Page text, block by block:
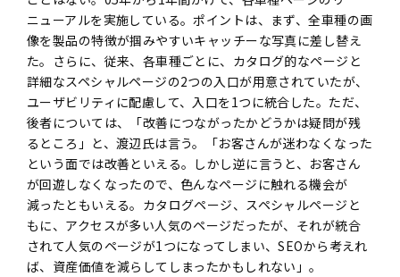
ニューアルを実施している。ポイントは、まず、全車種の画
像を製品の特徴が掴みやすいキャッチーな写真に差し替え
た。さらに、従来、各車種ごとに、カタログ的なページと
詳細なスペシャルページの2つの入口が用意されていたが、
ユーザビリティに配慮して、入口を1つに統合した。ただ、
後者については、「改善につながったかどうかは疑問が残
るところ」と、渡辺氏は言う。「お客さんが迷わなくなった
という面では改善といえる。しかし逆に言うと、お客さん
が回遊しなくなったので、色んなページに触れる機会が
減ったともいえる。カタログページ、スペシャルページと
もに、アクセスが多い人気のページだったが、それが統合
されて人気のページが1つになってしまい、SEOから考えれ
ば、資産価値を減らしてしまったかもしれない」。